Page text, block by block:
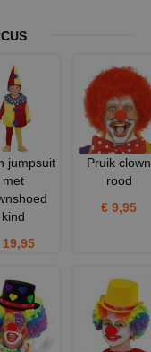
jumpsuit
met
kind
19,95
Pruik clown
rood
€ 9,95